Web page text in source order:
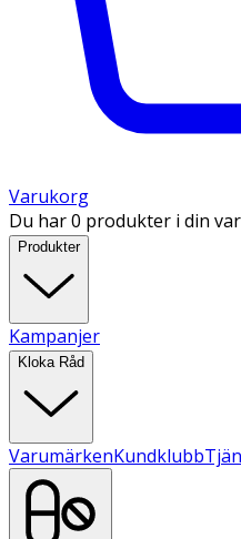
Varukorg
Du har 0 produkter i din
Produkter
Kampanjer
Kloka Råd
VarumärkenKundklubb